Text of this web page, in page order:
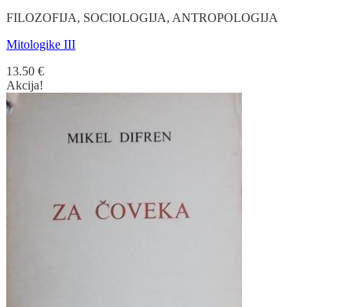
FILOZOFIJA, SOCIOLOGIJA, ANTROPOLOGIJA
Mitologike III
13.50 €
Akcija!